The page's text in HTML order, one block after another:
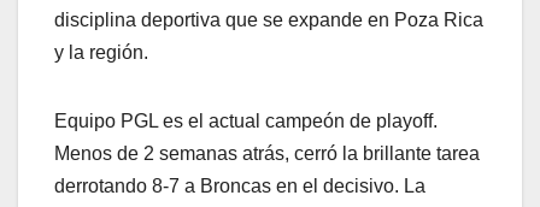
disciplina deportiva que se expande en Poza Rica
y la región.
Equipo PGL es el actual campeón de playoff.
Menos de 2 semanas atrás, cerró la brillante tarea
derrotando 8-7 a Broncas en el decisivo. La